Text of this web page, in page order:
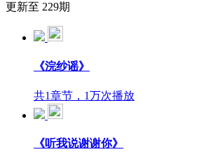
更新至 229期
《浣纱谣》
共1章节，1万次播放
《听我说谢谢你》